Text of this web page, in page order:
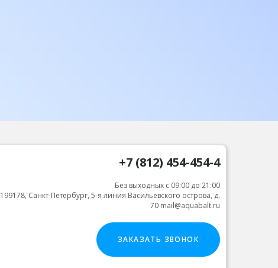
+7 (812) 454-454-4
Без выходных с 09:00 до 21:00
199178, Санкт-Петербург, 5-я линия Васильевского острова, д.
70 mail@aquabalt.ru
ЗАКАЗАТЬ ЗВОНОК